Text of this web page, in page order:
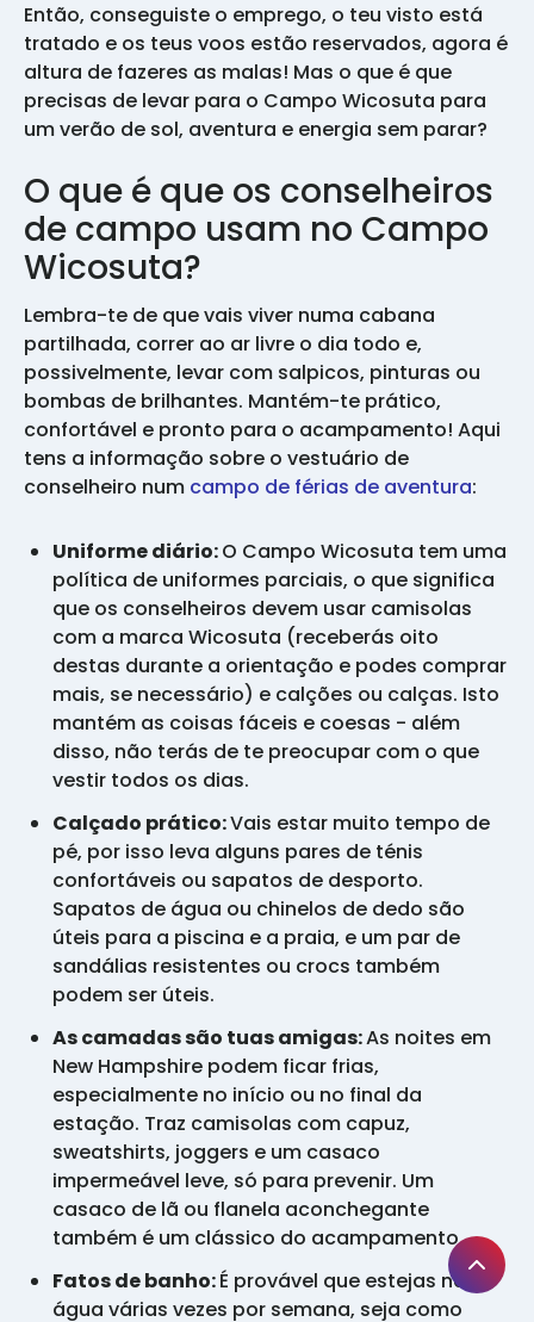
Então, conseguiste o emprego, o teu visto está
tratado e os teus voos estão reservados, agora é
altura de fazeres as malas! Mas o que é que
precisas de levar para o Campo Wicosuta para
um verão de sol, aventura e energia sem parar?
O que é que os conselheiros
de campo usam no Campo
Wicosuta?
Lembra-te de que vais viver numa cabana
partilhada, correr ao ar livre o dia todo e,
possivelmente, levar com salpicos, pinturas ou
bombas de brilhantes. Mantém-te prático,
confortável e pronto para o acampamento! Aqui
tens a informação sobre o vestuário de
conselheiro num campo de férias de aventura:
Uniforme diário:O Campo Wicosuta tem uma
política de uniformes parciais, o que significa
que os conselheiros devem usar camisolas
com a marca Wicosuta (receberás oito
destas durante a orientação e podes comprar
mais, se necessário) e calções ou calças. Isto
mantém as coisas fáceis e coesas - além
disso, não terás de te preocupar com o que
vestir todos os dias.
Calçado prático:Vais estar muito tempo de
pé, por isso leva alguns pares de ténis
confortáveis ou sapatos de desporto.
Sapatos de água ou chinelos de dedo são
úteis para a piscina e a praia, e um par de
sandálias resistentes ou crocs também
podem ser úteis.
As camadas são tuas amigas:As noites em
New Hampshire podem ficar frias,
especialmente no início ou no final da
estação. Traz camisolas com capuz,
sweatshirts, joggers e um casaco
impermeável leve, só para prevenir. Um
casaco de lã ou flanela aconchegante
também é um clássico do acampamento.
Fatos de banho:É provável que estejas na
água várias vezes por semana, seja como